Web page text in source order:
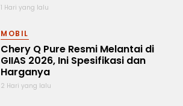
1 Hari yang lalu
MOBIL
Chery Q Pure Resmi Melantai di
GIIAS 2026, Ini Spesifikasi dan
Harganya
2 Hari yang lalu